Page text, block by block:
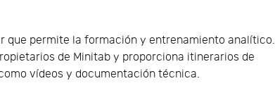
que permite la formación y entrenamiento analítico.
de Minitab y proporciona itinerarios de
vídeos y documentación técnica.